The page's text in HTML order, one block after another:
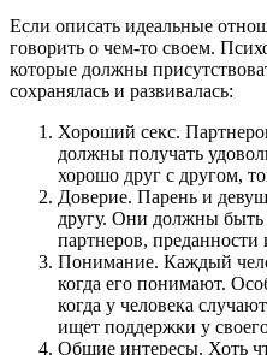
Если описать идеальные
говорить о чем-то своем.
которые должны
сохранялась и развивалась:
Хороший секс.
должны получать
хорошо друг с другом,
Доверие. Парень и
другу. Они должны быть
партнеров,
Понимание. Каждый
когда его понимают.
когда у человека
ищет поддержки у
Общие интересы. Хоть